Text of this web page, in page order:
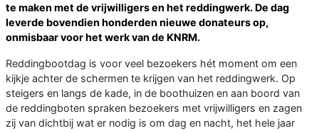
te maken met de vrijwilligers en het reddingwerk. De dag
leverde bovendien honderden nieuwe donateurs op,
onmisbaar voor het werk van de KNRM.
Reddingbootdag is voor veel bezoekers hét moment om een
kijkje achter de schermen te krijgen van het reddingwerk. Op
steigers en langs de kade, in de boothuizen en aan boord van
de reddingboten spraken bezoekers met vrijwilligers en zagen
zij van dichtbij wat er nodig is om dag en nacht, het hele jaar